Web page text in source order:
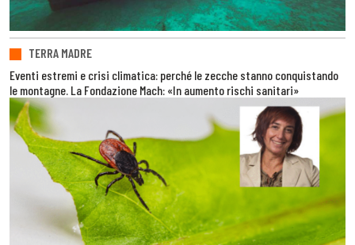
TERRA MADRE
Eventi estremi e crisi climatica: perché le zecche stanno conquistando
le montagne. La Fondazione Mach: «In aumento rischi sanitari»